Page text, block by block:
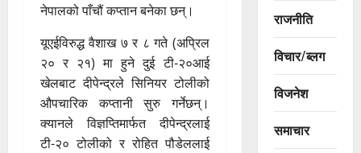
नेपालको पाँचौं कप्तान बनेका छन्।
यूएईविरुद्ध वैशाख ७ र ८ गते (अप्रिल
२० र २१) मा हुने दुई टी-२०आई
खेलबाट दीपेन्द्रले सिनियर टोलीको
औपचारिक कप्तानी सुरु गर्नेछन्।
क्यानले विज्ञप्तिमार्फत दीपेन्द्रलाई
टी-२० टोलीको र रोहित पौडेललाई
राजनीति
विचार/ब्लग
विजनेश
समाचार